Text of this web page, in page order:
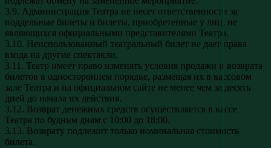
3.9. Администрация Театра не несет ответственности за
поддельные билеты и билеты, приобретенные у лиц, не
являющихся официальными представителями Театра.
3.10. Неиспользованный театральный билет не дает права
входа на другие спектакли.
3.11. Театр имеет право изменять условия продажи и возврата
билетов в одностороннем порядке, размещая их в кассовом
зале Театра и на официальном сайте не менее чем за десять
дней до начала их действия.
3.12. Возврат денежных средств осуществляется в кассе
Театра по будним дням с 10:00 до 18:00.
3.13. Возврату подлежит только номинальная стоимость
билета.